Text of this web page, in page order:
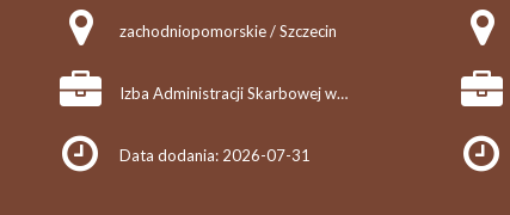
zachodniopomorskie / Szczecin
Izba Administracji Skarbowej w Szczecinie
Data dodania: 2026-07-31